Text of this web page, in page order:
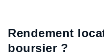
Rendement
boursier ?